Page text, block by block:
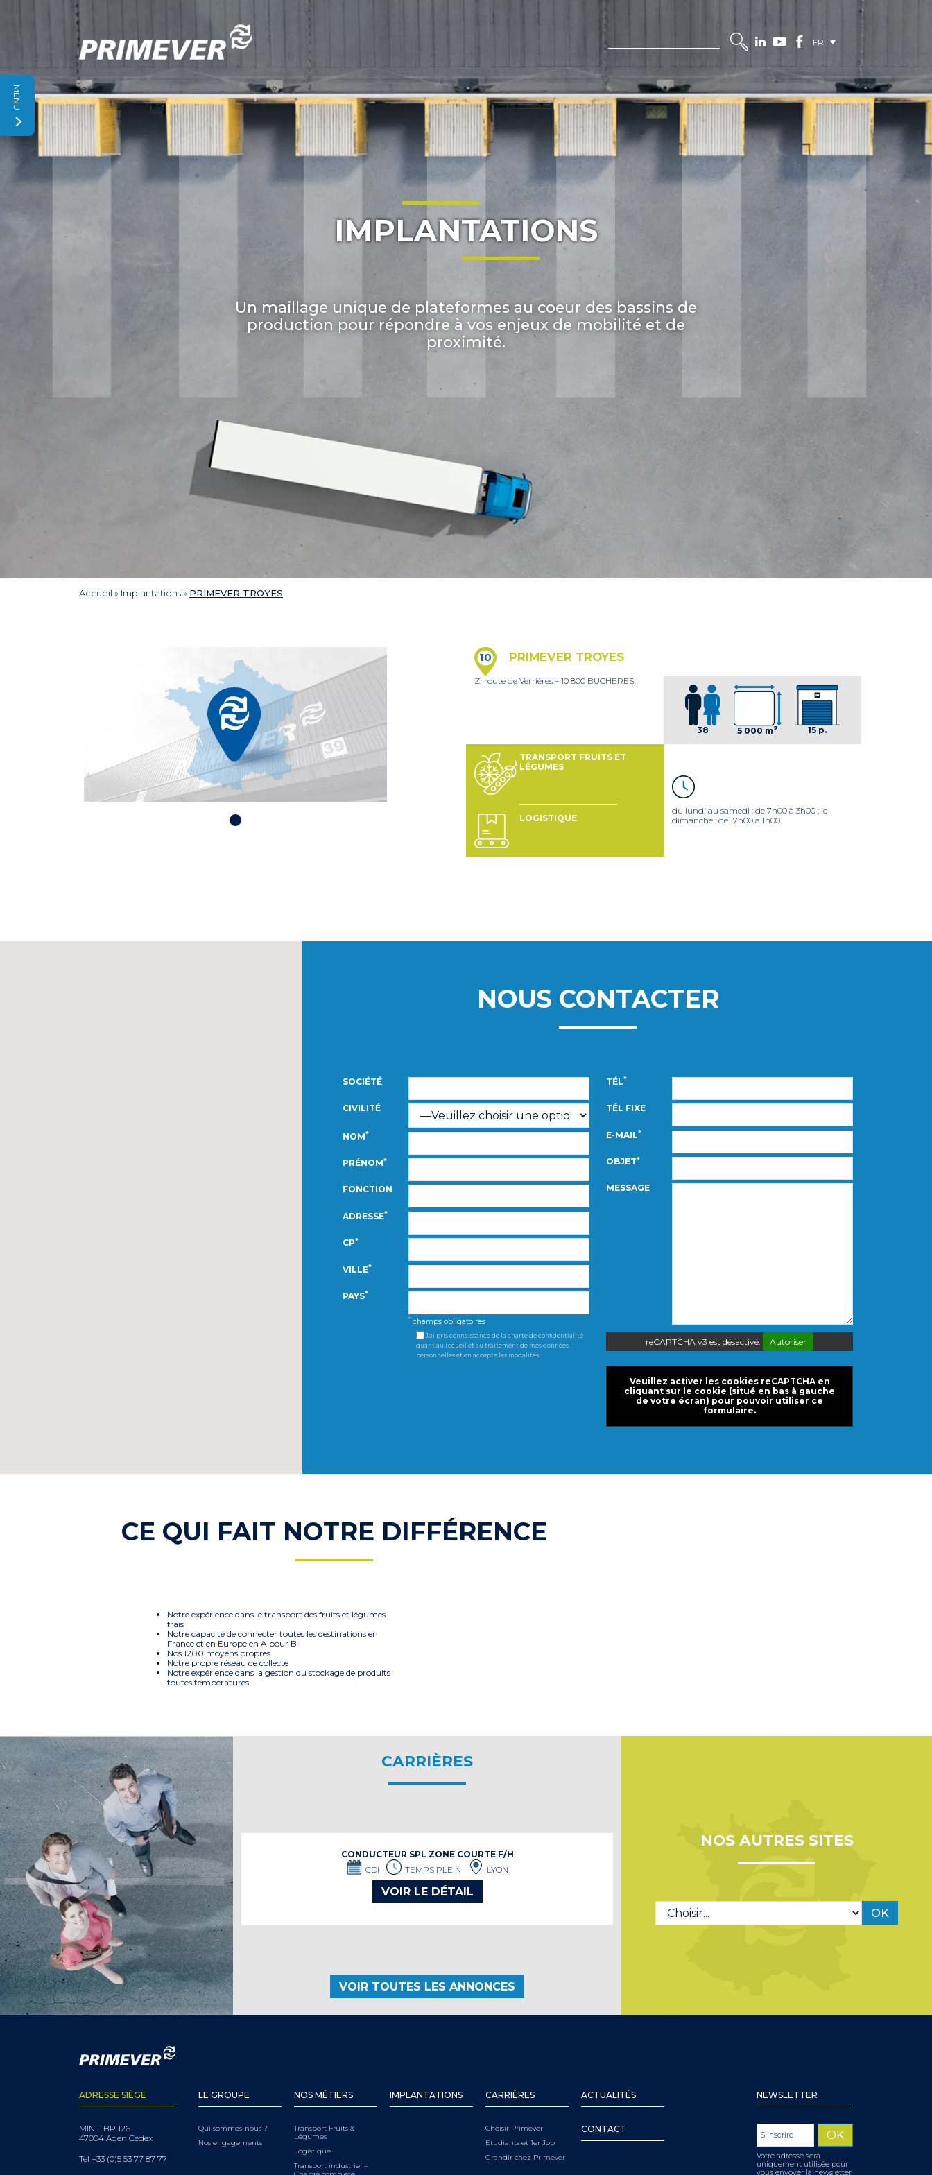
FR
MENU
IMPLANTATIONS
Un maillage unique de plateformes au coeur des bassins de
production pour répondre à vos enjeux de mobilité et de
proximité.
Accueil » Implantations» PRIMEVER TROYES
10 PRIMEVER TROYES
ZI route de Verrières – 10 800 BUCHERES
38 5 000 m2 15 p.
TRANSPORT FRUITS ET
LÉGUMES
LOGISTIQUE
du lundi au samedi : de 7h00 à 3h00 ; le
dimanche : de 17h00 à 1h00
NOUS CONTACTER
SOCIÉTÉ
CIVILITÉ
NOM*
PRÉNOM*
FONCTION
ADRESSE*
CP*
VILLE*
PAYS*
* champs obligatoires
J'ai pris connaissance de la charte de confidentialité
quant au recueil et au traitement de mes données
personnelles et en accepte les modalités.
TÉL*
TÉL FIXE
E-MAIL*
OBJET*
MESSAGE
reCAPTCHA v3 est désactivé. Autoriser
Veuillez activer les cookies reCAPTCHA en
cliquant sur le cookie (situé en bas à gauche
de votre écran) pour pouvoir utiliser ce
formulaire.
CE QUI FAIT NOTRE DIFFÉRENCE
Notre expérience dans le transport des fruits et légumes
frais
Notre capacité de connecter toutes les destinations en
France et en Europe en A pour B
Nos 1200 moyens propres
Notre propre réseau de collecte
Notre expérience dans la gestion du stockage de produits
toutes températures
CARRIÈRES
CONDUCTEUR SPL ZONE COURTE F/H
CDI
TEMPS PLEIN LYON
VOIR LE DÉTAIL
VOIR TOUTES LES ANNONCES
NOS AUTRES SITES
OK
ADRESSE SIÈGE
MIN – BP 126
47004 Agen Cedex
Tel +33 (0)5 53 77 87 77
LE GROUPE
Qui sommes-nous ?
Nos engagements
NOS MÉTIERS
Transport Fruits &
Légumes
Logistique
Transport industriel –
IMPLANTATIONS CARRIÈRES
Choisir Primever
Etudiants et 1er Job
Grandir chez Primever
ACTUALITÉS
CONTACT
NEWSLETTER
Votre adresse sera
uniquement utilisée pour
vous envoyer la newsletter
Panneau de gestion des cookies